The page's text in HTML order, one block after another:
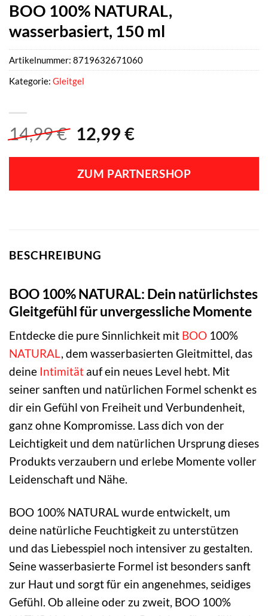
BOO 100% NATURAL,
wasserbasiert, 150 ml
14,99€ Ursprünglicher
war:
14,99 €
12,99 €Aktueller
ist:
12,99 €.
ZUM PARTNERSHOP
Artikelnummer: 8719632671060
Kategorie: Gleitgel
BESCHREIBUNG
BOO 100% NATURAL: Dein natürlichstes
Gleitgefühl für unvergessliche Momente
Entdecke die pure Sinnlichkeit mit BOO 100%
NATURAL, dem wasserbasierten Gleitmittel, das
deine Intimität auf ein neues Level hebt. Mit
seiner sanften und natürlichen Formel schenkt es
dir ein Gefühl von Freiheit und Verbundenheit,
ganz ohne Kompromisse. Lass dich von der
Leichtigkeit und dem natürlichen Ursprung dieses
Produkts verzaubern und erlebe Momente voller
Leidenschaft und Nähe.
BOO 100% NATURAL wurde entwickelt, um
deine natürliche Feuchtigkeit zu unterstützen
und das Liebesspiel noch intensiver zu gestalten.
Seine wasserbasierte Formel ist besonders sanft
zur Haut und sorgt für ein angenehmes, seidiges
Gefühl. Ob alleine oder zu zweit, BOO 100%